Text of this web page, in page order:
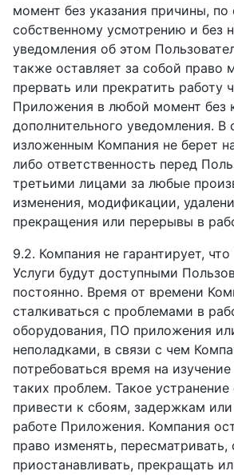
момент без указания причины, по
собственному усмотрению и без
уведомления об этом
также оставляет за собой право
прервать или прекратить работу
Приложения в любой момент без
дополнительного уведомления. В
изложенным Компания не берет
либо ответственность перед
третьими лицами за любые
изменения, модификации,
прекращения или перерывы в
9.2. Компания не гарантирует,
Услуги будут доступными
постоянно. Время от времени
сталкиваться с проблемами в
оборудования, ПО приложения
неполадками, в связи с чем
потребоваться время на
таких проблем. Такое
привести к сбоям, задержкам
работе Приложения. Компания
право изменять, пересматривать,
приостанавливать, прекращать